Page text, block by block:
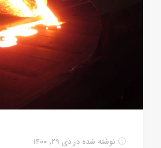
نوشته شده در دی ۲۹, ۱۴۰۰